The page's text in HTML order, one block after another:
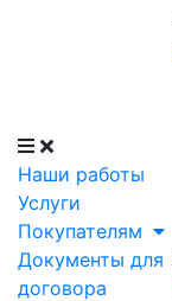
Наши работы
Услуги
Покупателям
Документы для
договора